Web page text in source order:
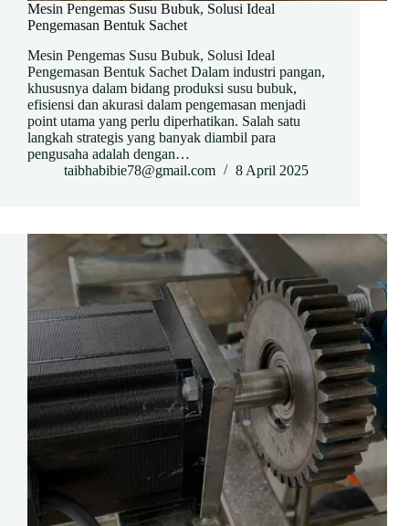
Mesin Pengemas Susu Bubuk, Solusi Ideal
Pengemasan Bentuk Sachet
Mesin Pengemas Susu Bubuk, Solusi Ideal
Pengemasan Bentuk Sachet Dalam industri pangan,
khususnya dalam bidang produksi susu bubuk,
efisiensi dan akurasi dalam pengemasan menjadi
point utama yang perlu diperhatikan. Salah satu
langkah strategis yang banyak diambil para
pengusaha adalah dengan…
taibhabibie78@gmail.com
8 April 2025